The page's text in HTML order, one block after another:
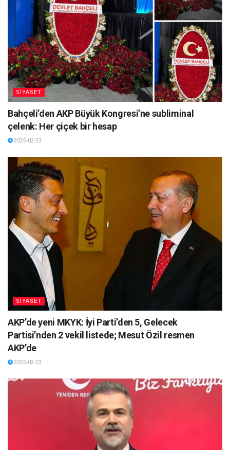
SİYASET
Bahçeli’den AKP Büyük Kongresi’ne subliminal
çelenk: Her çiçek bir hesap
2025-02-23
SİYASET
AKP’de yeni MKYK: İyi Parti’den 5, Gelecek
Partisi’nden 2 vekil listede; Mesut Özil resmen
AKP’de
2025-02-23